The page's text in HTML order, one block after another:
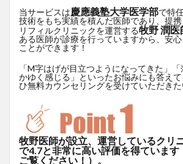
当サービスは慶應義塾大学医学部で特
技術をもち実績を積んだ医師であり、提
リフィルクリニックを運営する牧野 潤医
ある医師が診療を行っていますから、安
ことができます！
「M字はげが目立つようになってきた」
かゆく感じる」といったお悩みにも答え
ひ無料カウンセリングを受けていただきた
牧野医師が設立、運営しているクリ
で4.7と非常に高い評価を得ています
ご覧ください！）。